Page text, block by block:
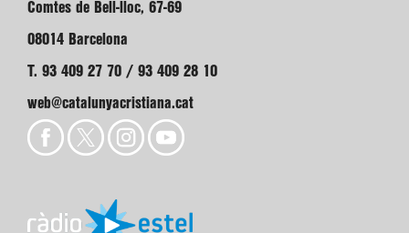
Comtes de Bell-lloc, 67-69
08014 Barcelona
T. 93 409 27 70 / 93 409 28 10
web@catalunyacristiana.cat